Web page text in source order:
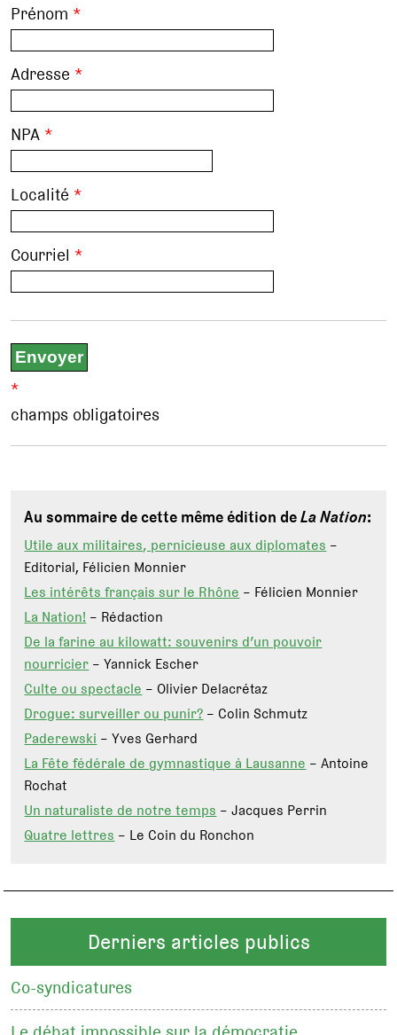
Prénom *
Adresse *
NPA *
Localité *
Courriel *
*
champs obligatoires
Au sommaire de cette même édition deLa Nation:
Utile aux militaires, pernicieuse aux diplomates–
Editorial, Félicien Monnier
Les intérêts français sur le Rhône– Félicien Monnier
La Nation!– Rédaction
De la farine au kilowatt: souvenirs d’un pouvoir
nourricier– Yannick Escher
Culte ou spectacle– Olivier Delacrétaz
Drogue: surveiller ou punir?– Colin Schmutz
Paderewski– Yves Gerhard
La Fête fédérale de gymnastique à Lausanne– Antoine
Rochat
Un naturaliste de notre temps– Jacques Perrin
Quatre lettres– Le Coin du Ronchon
Derniers articles publics
Co-syndicatures